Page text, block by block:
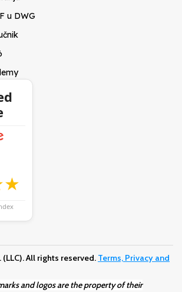
u DWG
All rights reserved. Terms, Privacy and
and logos are the property of their